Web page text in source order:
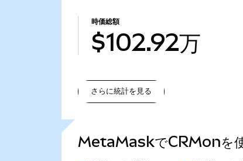
時価総額
$102.92万
さらに統計を見る
MetaMaskでCRMonを